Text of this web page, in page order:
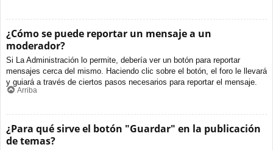
¿Cómo se puede reportar un mensaje a un
moderador?
Si La Administración lo permite, debería ver un botón para reportar
mensajes cerca del mismo. Haciendo clic sobre el botón, el foro le llevará
y guiará a través de ciertos pasos necesarios para reportar el mensaje.
Arriba
¿Para qué sirve el botón "Guardar" en la publicación
de temas?